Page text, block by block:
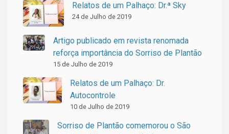
Relatos de um Palhaço: Dr.ª Sky
24 de Julho de 2019
Artigo publicado em revista renomada
reforça importância do Sorriso de Plantão
15 de Julho de 2019
Relatos de um Palhaço: Dr.
Autocontrole
10 de Julho de 2019
Sorriso de Plantão comemorou o São